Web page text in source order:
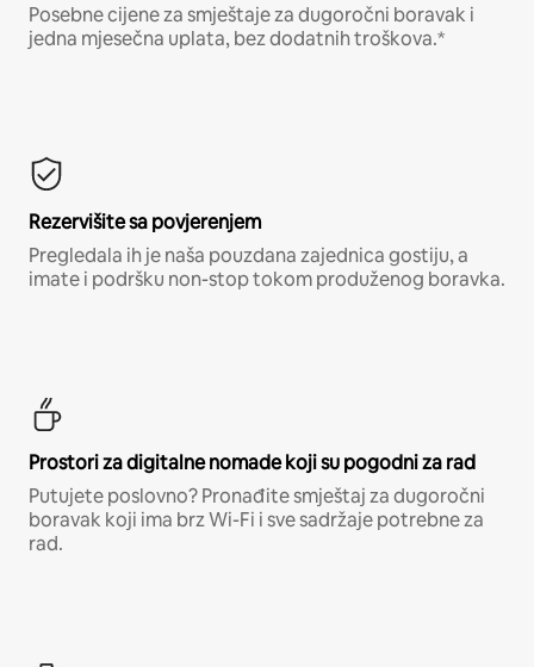
Posebne cijene za smještaje za dugoročni boravak i
jedna mjesečna uplata, bez dodatnih troškova.*
Rezervišite sa povjerenjem
Pregledala ih je naša pouzdana zajednica gostiju, a
imate i podršku non-stop tokom produženog boravka.
Prostori za digitalne nomade koji su pogodni za rad
Putujete poslovno? Pronađite smještaj za dugoročni
boravak koji ima brz Wi-Fi i sve sadržaje potrebne za
rad.